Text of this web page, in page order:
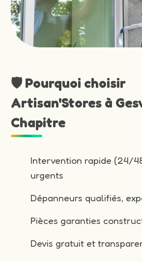
🛡️ Pourquoi choisir
Artisan'Stores à
Chapitre
Intervention rapide (24/
urgents
Dépanneurs qualifiés,
Pièces garanties
Devis gratuit et